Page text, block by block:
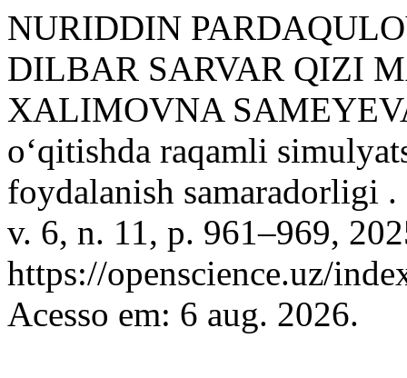
NURIDDIN
DILBAR SARVAR QIZI
XALIMOVNA
o‘qitishda raqamli
foydalanish samaradorligi .
v. 6, n. 11, p. 961–969,
https://openscience.uz/
Acesso em: 6 aug. 2026.